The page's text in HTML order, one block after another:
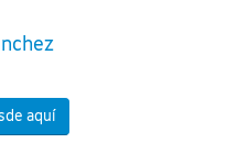
aquí